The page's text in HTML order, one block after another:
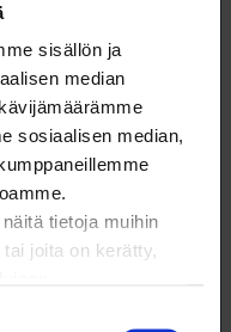
sisällön ja
median
sosiaalisen median,
tietoja muihin
joita on kerätty,